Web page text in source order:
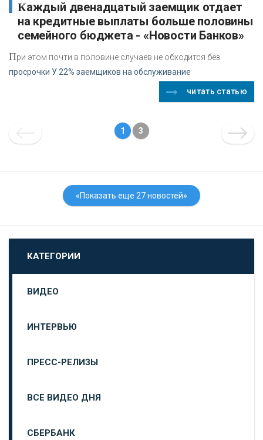
Каждый двенадцатый заемщик отдает
на кредитные выплаты больше половины
семейного бюджета - «Новости Банков»
При этом почти в половине случаев не обходится без
просрочки У 22% заемщиков на обслуживание
читать статью
1 3
«Показать еще 27 новостей»
КАТЕГОРИИ
ВИДЕО
ИНТЕРВЬЮ
ПРЕСС-РЕЛИЗЫ
ВСЕ ВИДЕО ДНЯ
СБЕРБАНК